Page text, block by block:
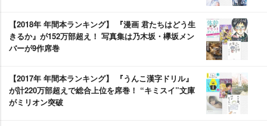
【2018年 年間本ランキング】 『漫画 君たちはどう生
きるか』が152万部超え！ 写真集は乃木坂・欅坂メン
バーが9作席巻
【2017年 年間本ランキング】 『うんこ漢字ドリル』
が計220万部超えで総合上位を席巻！ “キミスイ”文庫
がミリオン突破